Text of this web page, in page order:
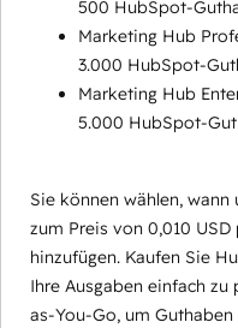
500 HubSpot-
Marketing Hub
3.000 HubSpot-
Marketing Hub
5.000 HubSpot-
Sie können wählen,
zum Preis von 0,010
hinzufügen. Kaufen Sie
Ihre Ausgaben einfach
as-You-Go, um